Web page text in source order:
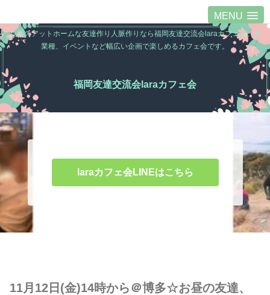
MENU
福岡のアットホームな友達作り人脈作りなら福岡友達交流会laraカフェ会。異
業種、イベントなど幅広い企画で楽しめるカフェ会です。
福岡友達交流会laraカフェ会
laraカフェ会LINEはこちら
11月12日(金)14時から＠博多☆お昼の友達、